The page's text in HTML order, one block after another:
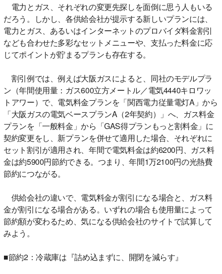
電力とガス、それぞれの変更先探しを面倒に思う人もいる
だろう。しかし、各供給会社が提示する新しいプランには、
電力とガス、あるいはインターネットのプロバイダ料金割引
なども合わせた多彩なセットメニューや、支払った料金に応
じてポイントが貯まるプランも存在する。
割引例では、例えば大阪ガスによると、同社のモデルプラ
ン（年間使用量：ガス600立方メートル／電気4440キロワッ
トアワー）で、電気料金プランを「関西電力従量電灯A」から
「大阪ガスの電気ベースプランA（2年契約）」へ、ガス料金
プランを「一般料金」から「GAS得プランもっと割料金」に
契約変更をし、新プランを併せて適用した場合、それぞれに
セット割引が適用され、年間で電気料金は約6200円、ガス料
金は約5900円節約できる。つまり、年間1万2100円の光熱費
節約につながる。
供給会社の違いで、電気料金が割引になる場合と、ガス料
金が割引になる場合がある。いずれの場合も使用量によって
節約額が変わるため、気になる供給会社のサイトで試算して
みよう。
■節約2：冷蔵庫は『詰め込まずに、開閉を減らす』